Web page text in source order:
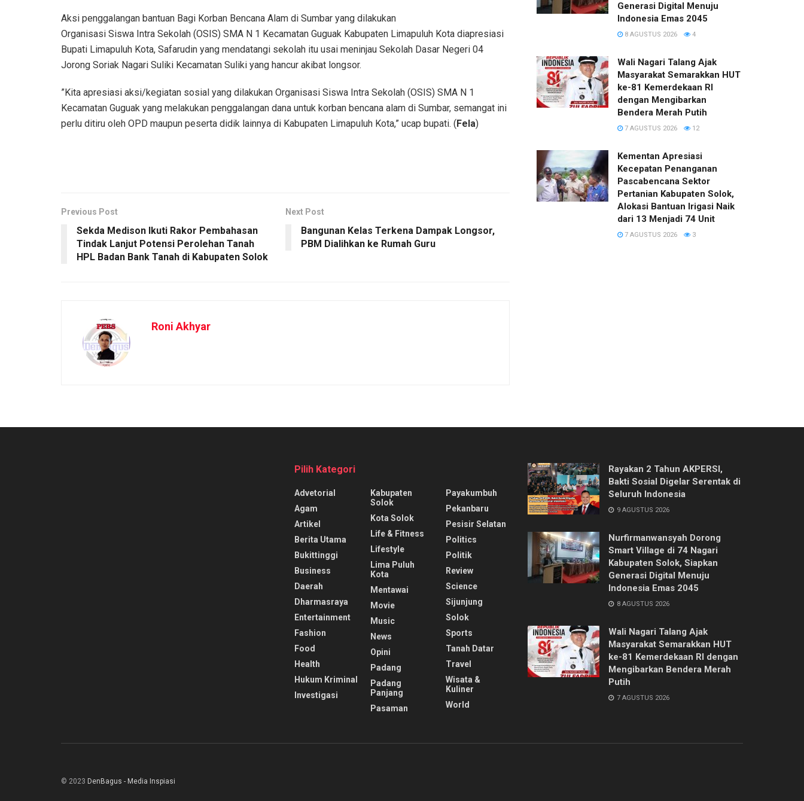
Aksi penggalangan bantuan Bagi Korban Bencana Alam di Sumbar yang dilakukan
Organisasi Siswa Intra Sekolah (OSIS) SMA N 1 Kecamatan Guguak Kabupaten Limapuluh Kota diapresiasi
Bupati Limapuluh Kota, Safarudin yang mendatangi sekolah itu usai meninjau Sekolah Dasar Negeri 04
Jorong Soriak Nagari Suliki Kecamatan Suliki yang hancur akibat longsor.
”Kita apresiasi aksi/kegiatan sosial yang dilakukan Organisasi Siswa Intra Sekolah (OSIS) SMA N 1
Kecamatan Guguak yang melakukan penggalangan dana untuk korban bencana alam di Sumbar, semangat ini
perlu ditiru oleh OPD maupun peserta didik lainnya di Kabupaten Limapuluh Kota,” ucap bupati. (Fela)
Previous Post
Sekda Medison Ikuti Rakor Pembahasan
Tindak Lanjut Potensi Perolehan Tanah
HPL Badan Bank Tanah di Kabupaten Solok
Next Post
Bangunan Kelas Terkena Dampak Longsor,
PBM Dialihkan ke Rumah Guru
Roni Akhyar
Generasi Digital Menuju
Indonesia Emas 2045
8 AGUSTUS 2026 4
Wali Nagari Talang Ajak
Masyarakat Semarakkan HUT
ke-81 Kemerdekaan RI
dengan Mengibarkan
Bendera Merah Putih
7 AGUSTUS 2026 12
Kementan Apresiasi
Kecepatan Penanganan
Pascabencana Sektor
Pertanian Kabupaten Solok,
Alokasi Bantuan Irigasi Naik
dari 13 Menjadi 74 Unit
7 AGUSTUS 2026 3
Pilih Kategori
Advetorial
Agam
Artikel
Berita Utama
Bukittinggi
Business
Daerah
Dharmasraya
Entertainment
Fashion
Food
Health
Hukum Kriminal
Investigasi
Kabupaten
Solok
Kota Solok
Life & Fitness
Lifestyle
Lima Puluh
Kota
Mentawai
Movie
Music
News
Opini
Padang
Padang
Panjang
Pasaman
Payakumbuh
Pekanbaru
Pesisir Selatan
Politics
Politik
Review
Science
Sijunjung
Solok
Sports
Tanah Datar
Travel
Wisata &
Kuliner
World
Rayakan 2 Tahun AKPERSI,
Bakti Sosial Digelar Serentak di
Seluruh Indonesia
9 AGUSTUS 2026
Nurfirmanwansyah Dorong
Smart Village di 74 Nagari
Kabupaten Solok, Siapkan
Generasi Digital Menuju
Indonesia Emas 2045
8 AGUSTUS 2026
Wali Nagari Talang Ajak
Masyarakat Semarakkan HUT
ke-81 Kemerdekaan RI dengan
Mengibarkan Bendera Merah
Putih
7 AGUSTUS 2026
© 2023 DenBagus - Media Inspiasi